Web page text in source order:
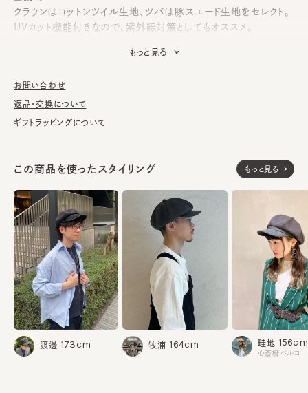
クラウンはコットンツイル生地、ツバは豚スエード生地をセレクト。
UVカット機能付きなので、紫外線対策としてもオススメ。
が汚れてしまう前の対策として、汗止めのハットライナーのお勧め
しております。
※サイズ調節スベリ仕様（サイズを小さくする際は、調節テープを
素材
表地：綿100%
つば部分：豚革
裏地：綿100%
生産国 made in JAPAN
もっと見る
お問い合わせ
返品・交換について
ギフトラッピングについて
この商品を使ったスタイリング もっと見る
渡邊 173cm 牧浦 164cm 畦地 156cm
心斎橋パルコ